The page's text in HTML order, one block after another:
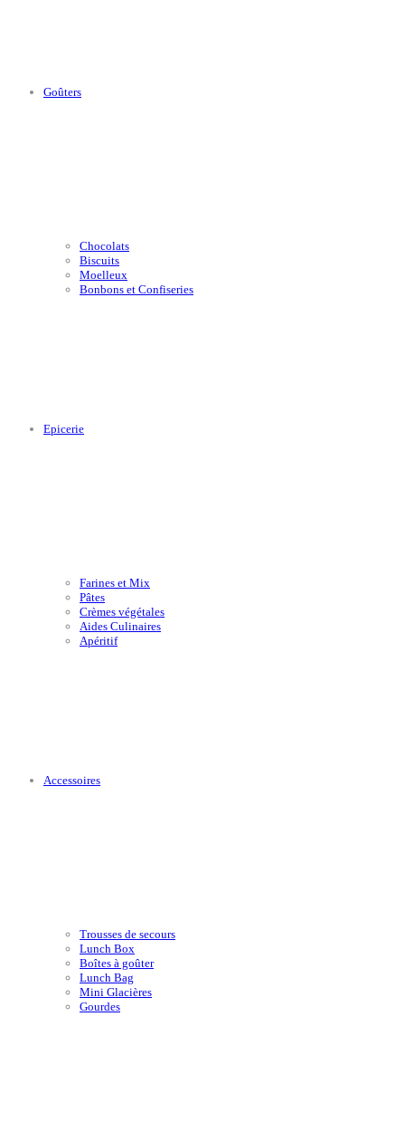
Goûters
Chocolats
Biscuits
Moelleux
Bonbons et Confiseries
Epicerie
Farines et Mix
Pâtes
Crèmes végétales
Aides Culinaires
Apéritif
Accessoires
Trousses de secours
Lunch Box
Boîtes à goûter
Lunch Bag
Mini Glacières
Gourdes